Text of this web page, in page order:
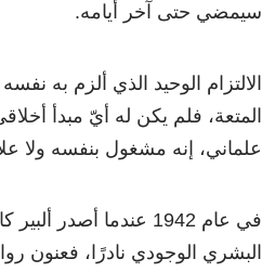
سيمضي حتى آخر أيامه.
الالتزام الوحيد الذي ألزم به
المتعة، فلم يكن له أيّ مبدأ
علماني، إنه مشغول بنفسه ولا
في عام 1942 عندما أصدر
البشري الوجودي نادرًا، فعنون